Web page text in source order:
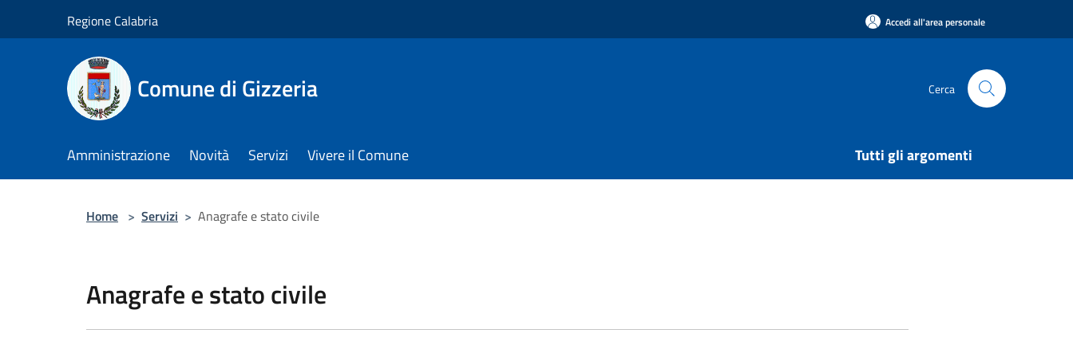
Regione Calabria Accedi all'area personale
Comune di Gizzeria Cerca
Amministrazione Novità Servizi Vivere il Comune Tutti gli argomenti
Home > Servizi > Anagrafe e stato civile
Anagrafe e stato civile